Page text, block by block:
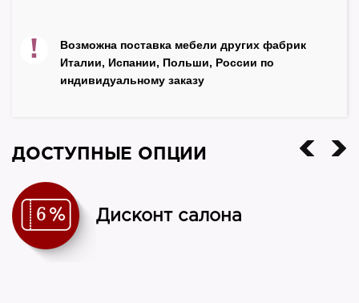
!
Возможна поставка мебели других фабрик
Италии, Испании, Польши, России по
индивидуальному заказу
ДОСТУПНЫЕ ОПЦИИ
Дисконт салона